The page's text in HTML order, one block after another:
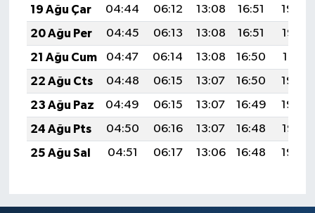
19 Ağu Çar
04:44 06:12 13:08 16:51
19:54
20 Ağu Per
04:45 06:13 13:08 16:51
19:53
21 Ağu Cum
04:47 06:14 13:08 16:50
19:51
22 Ağu Cts
04:48 06:15 13:07 16:50
19:50
23 Ağu Paz
04:49 06:15 13:07 16:49
19:49
24 Ağu Pts
04:50 06:16 13:07 16:48
19:47
25 Ağu Sal
04:51 06:17 13:06 16:48 19:46